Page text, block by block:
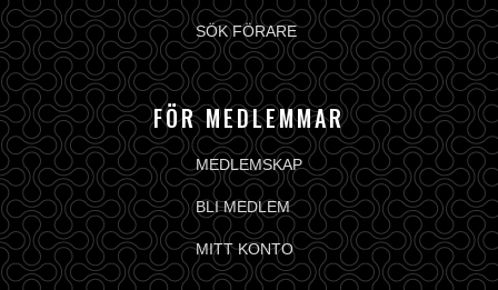
SÖK FÖRARE
FÖR MEDLEMMAR
MEDLEMSKAP
BLI MEDLEM
MITT KONTO